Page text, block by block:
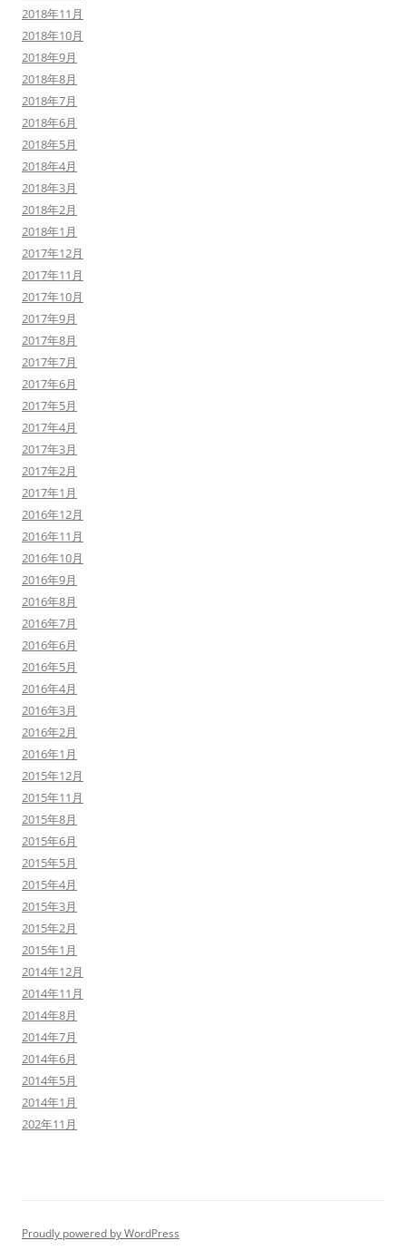
2018年11月
2018年10月
2018年9月
2018年8月
2018年7月
2018年6月
2018年5月
2018年4月
2018年3月
2018年2月
2018年1月
2017年12月
2017年11月
2017年10月
2017年9月
2017年8月
2017年7月
2017年6月
2017年5月
2017年4月
2017年3月
2017年2月
2017年1月
2016年12月
2016年11月
2016年10月
2016年9月
2016年8月
2016年7月
2016年6月
2016年5月
2016年4月
2016年3月
2016年2月
2016年1月
2015年12月
2015年11月
2015年8月
2015年6月
2015年5月
2015年4月
2015年3月
2015年2月
2015年1月
2014年12月
2014年11月
2014年8月
2014年7月
2014年6月
2014年5月
2014年1月
202年11月
Proudly powered by WordPress